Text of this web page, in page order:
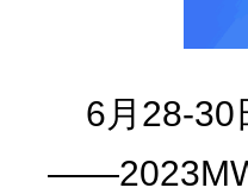
6月28-30